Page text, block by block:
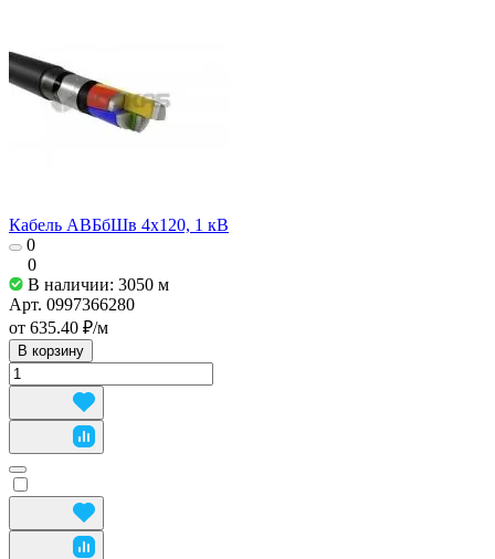
Кабель АВБбШв 4х120, 1 кВ
0
0
В наличии: 3050 м
Арт. 0997366280
от 635.40 ₽/м
В корзину